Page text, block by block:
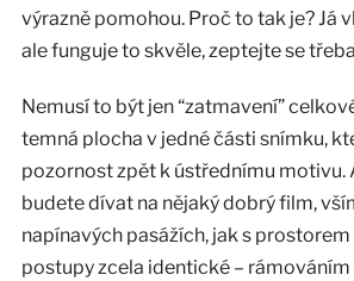
výrazně pomohou. Proč to tak je? Já
ale funguje to skvěle, zeptejte se
Nemusí to být jen “zatmavení”
temná plocha v jedné části snímku,
pozornost zpět k ústřednímu motivu.
budete dívat na nějaký dobrý film,
napínavých pasážích, jak s
postupy zcela identické –